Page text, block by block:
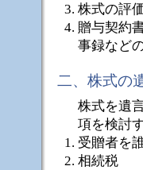
株式の評
贈与契約
事録など
二、株式の
株式を遺
項を検討
受贈者を
相続税